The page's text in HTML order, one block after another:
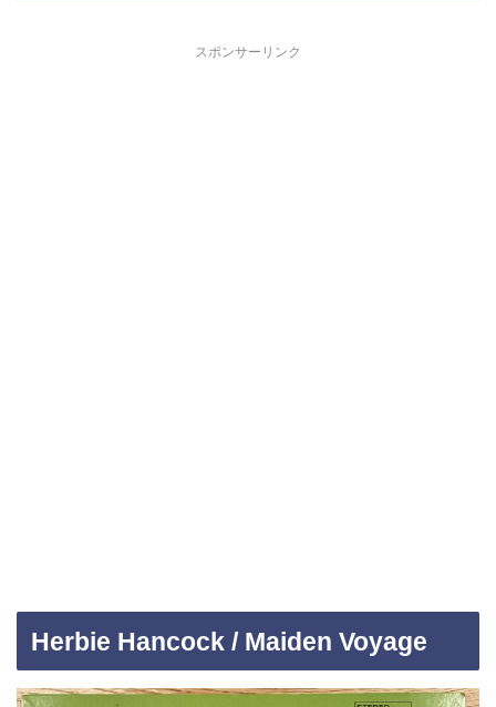
スポンサーリンク
Herbie Hancock / Maiden Voyage